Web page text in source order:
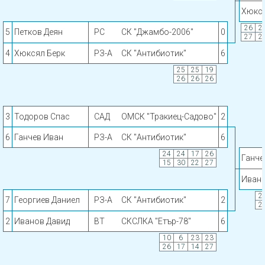
5 Петков Деян РС СК "Джамбо-2006" 0 26
27
4 Хюксял Берк РЗ-А СК "Антибиотик" 6
25 25
19
26
26 26
3 Тодоров Спас САД ОМСК "Тракиец-Садово" 2
6 Ганчев Иван РЗ-А СК "Антибиотик" 6
24 24 17
26
15
30 22 27
7 Георгиев Даниел РЗ-А СК "Антибиотик" 2
2 Иванов Давид ВТ СКСЛКА "Етър-78" 6
10 6 23
23
26
17 14 27